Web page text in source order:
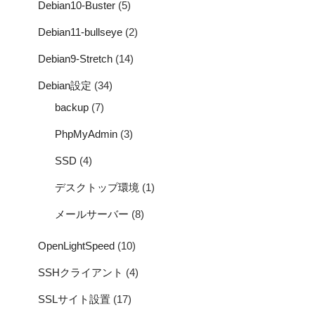
Debian10-Buster (5)
Debian11-bullseye (2)
Debian9-Stretch (14)
Debian設定 (34)
backup (7)
PhpMyAdmin (3)
SSD (4)
デスクトップ環境 (1)
メールサーバー (8)
OpenLightSpeed (10)
SSHクライアント (4)
SSLサイト設置 (17)